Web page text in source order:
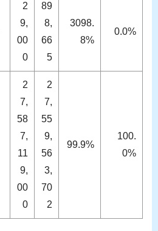
2
9,
00
0
89
8,
66
5
3098.
8%
0.0%
2
7,
58
7,
11
9,
00
0
2
7,
55
9,
56
3,
70
2
99.9%
100.
0%